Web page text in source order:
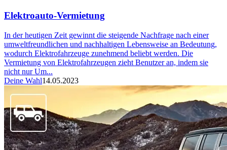
Elektroauto-Vermietung
In der heutigen Zeit gewinnt die steigende Nachfrage nach einer
umweltfreundlichen und nachhaltigen Lebensweise an Bedeutung,
wodurch Elektrofahrzeuge zunehmend beliebt werden. Die
Vermietung von Elektrofahrzeugen zieht Benutzer an, indem sie
nicht nur Um...
Deine Wahl14.05.2023